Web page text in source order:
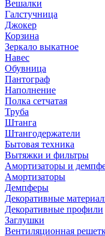
Вешалки
Галстучница
Джокер
Корзина
Зеркало выкатное
Навес
Обувница
Пантограф
Наполнение
Полка сетчатая
Труба
Штанга
Штангодержатели
Бытовая техника
Вытяжки и фильтры
Амортизаторы и
Амортизаторы
Демпферы
Декоративные
Декоративные профили
Заглушки
Вентиляционная